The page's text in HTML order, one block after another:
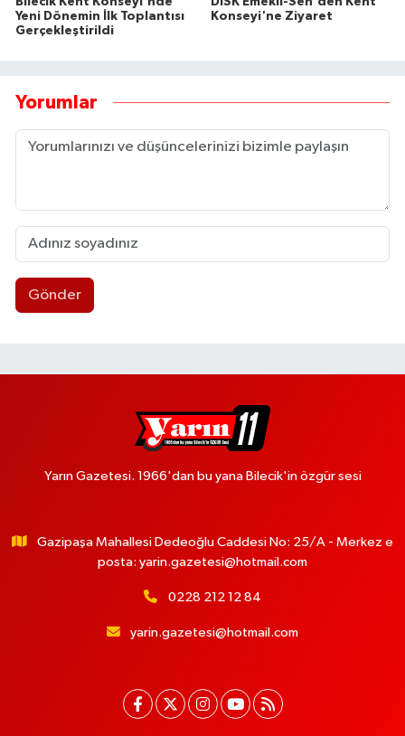
Yeni Dönemin İlk Toplantısı
Gerçekleştirildi
Konseyi'ne Ziyaret
Yorumlar
Gönder
Yarın Gazetesi. 1966'dan bu yana Bilecik'in özgür sesi
Gazipaşa Mahallesi Dedeoğlu Caddesi No: 25/A - Merkez e
posta: yarin.gazetesi@hotmail.com
0228 212 12 84
yarin.gazetesi@hotmail.com